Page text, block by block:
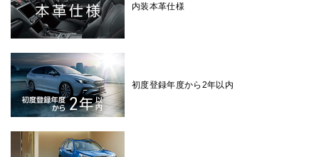
内装本革仕様
初度登録年度から2年以内